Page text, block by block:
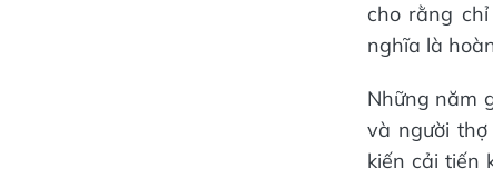
cho rằng
nghĩa là
Những năm
và người
kiến cải tiến